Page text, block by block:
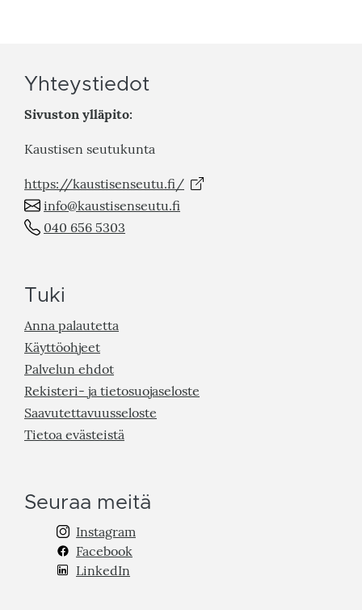
Yhteystiedot
Sivuston ylläpito:
Kaustisen seutukunta
https://kaustisenseutu.fi/
info@kaustisenseutu.fi
040 656 5303
Tuki
Anna palautetta
Käyttöohjeet
Palvelun ehdot
Rekisteri- ja tietosuojaseloste
Saavutettavuusseloste
Tietoa evästeistä
Seuraa meitä
Instagram
Facebook
LinkedIn